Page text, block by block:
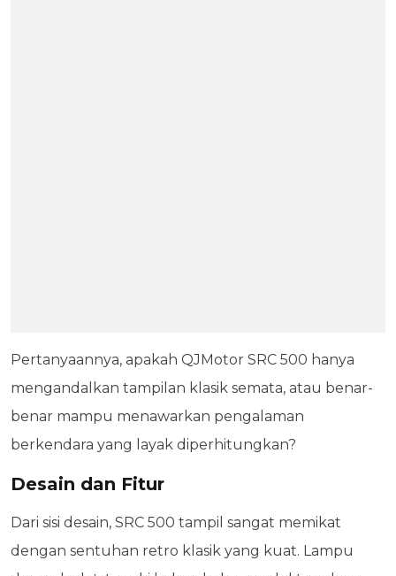
Pertanyaannya, apakah QJMotor SRC 500 hanya
mengandalkan tampilan klasik semata, atau benar-
benar mampu menawarkan pengalaman
berkendara yang layak diperhitungkan?
Desain dan Fitur
Dari sisi desain, SRC 500 tampil sangat memikat
dengan sentuhan retro klasik yang kuat. Lampu